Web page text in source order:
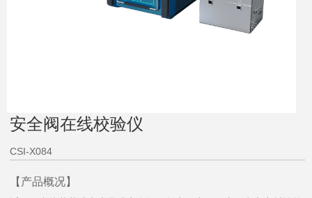
安全阀在线校验仪
CSI-X084
【产品概况】